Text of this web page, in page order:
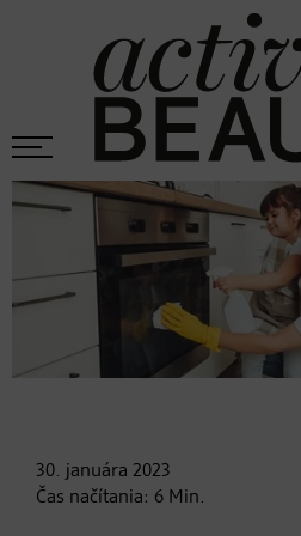
30. januára 2023
Čas načítania: 6 Min.